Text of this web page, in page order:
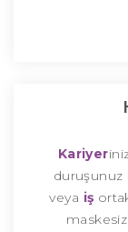
Kariyer
duruşunuz
veya iş